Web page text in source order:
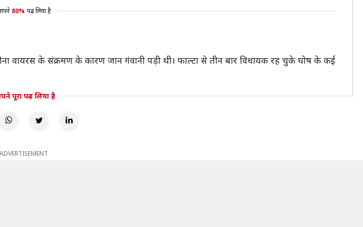
80% पढ़ लिया है
के संक्रमण के कारण जान गंवानी पड़ी थी। फाल्टा से तीन बार विधायक रह चुके घोष के कई
पूरा पढ़ लिया है
ADVERTISEMENT